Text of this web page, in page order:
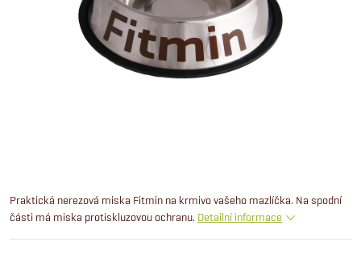
Praktická nerezová miska Fitmin na krmivo vašeho mazlíčka. Na spodní
části má miska protiskluzovou ochranu. Detailní informace